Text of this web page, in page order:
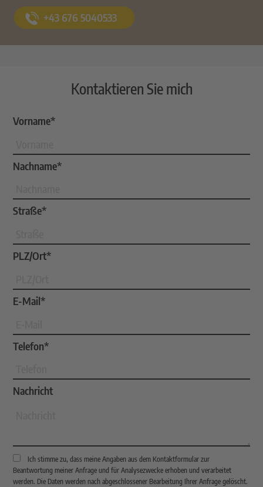
+43 676 5040533
Kontaktieren Sie mich
Vorname*
Nachname*
Straße*
PLZ/Ort*
E-Mail*
Telefon*
Nachricht
Ich stimme zu, dass meine Angaben aus dem Kontaktformular zur
Beantwortung meiner Anfrage und für Analysezwecke erhoben und verarbeitet
werden. Die Daten werden nach abgeschlossener Bearbeitung Ihrer Anfrage gelöscht.